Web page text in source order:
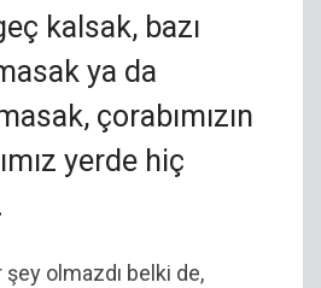
kalsak, bazı
ya da
çorabımızın
yerde hiç
olmazdı belki de,